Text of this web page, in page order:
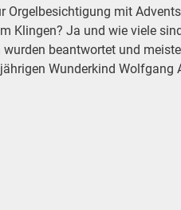
mit
Klingen? Ja und wie viele
beantwortet und
Wunderkind